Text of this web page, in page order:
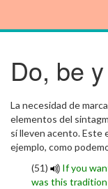
Do, be
La necesidad de
elementos del
sí lleven acento. Este
ejemplo, como
(51)
If you
was this tradition